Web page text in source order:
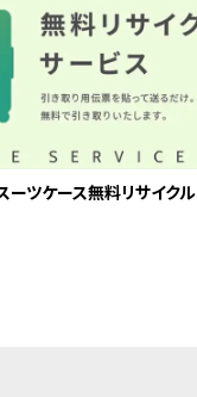
ーツケース無料リサイクル